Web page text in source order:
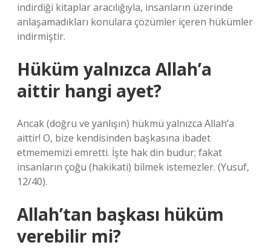
indirdiği kitaplar aracılığıyla, insanların üzerinde
anlaşamadıkları konulara çözümler içeren hükümler
indirmiştir.
Hüküm yalnızca Allah’a
aittir hangi ayet?
Ancak (doğru ve yanlışın) hükmü yalnızca Allah’a
aittir! O, bize kendisinden başkasına ibadet
etmememizi emretti. İşte hak din budur; fakat
insanların çoğu (hakikati) bilmek istemezler. (Yusuf,
12/40).
Allah’tan başkası hüküm
verebilir mi?